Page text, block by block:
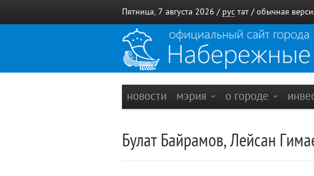
Пятница, 7 августа 2026 / рус тат / обычная
новости мэрия о городе
Булат Байрамов, Лейсан